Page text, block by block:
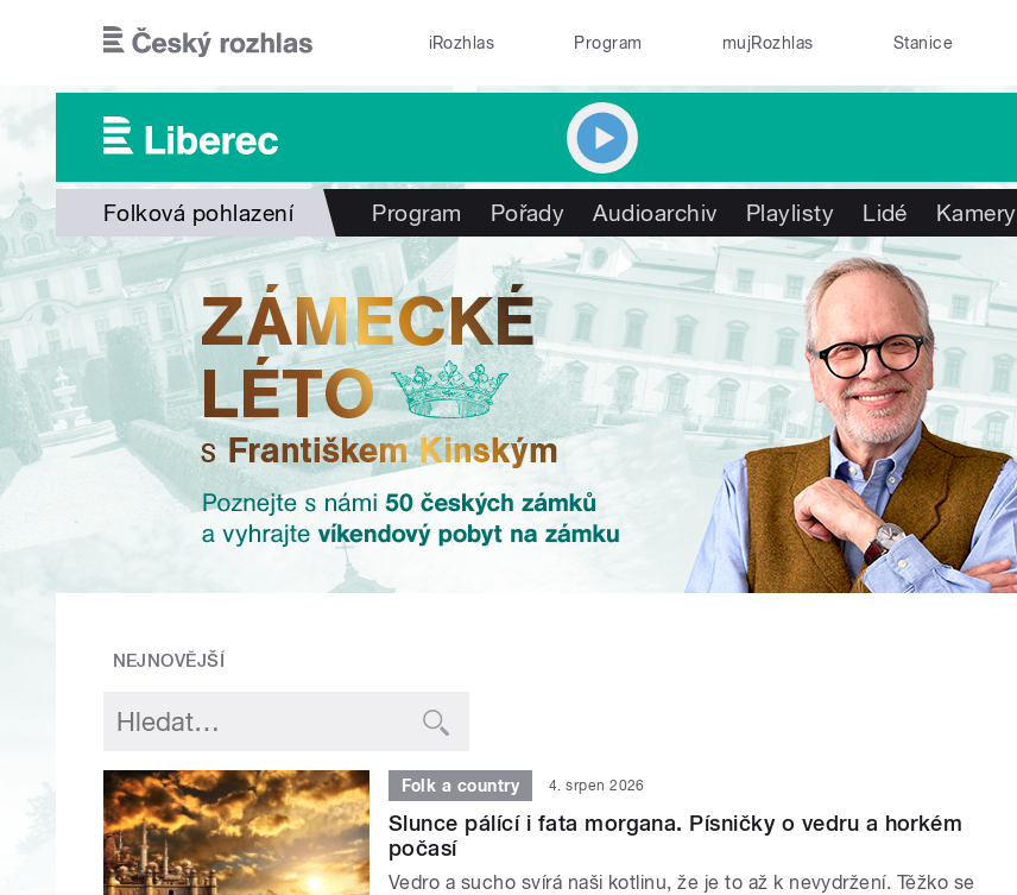
iRozhlas Program mujRozhlas Stanice
Folková pohlazení Program Pořady Audioarchiv Playlisty Lidé Kamery
NEJNOVĚJŠÍ
Folk a country 4. srpen 2026
Slunce pálící i fata morgana. Písničky o vedru a horkém
počasí
Vedro a sucho svírá naši kotlinu, že je to až k nevydržení. Těžko se